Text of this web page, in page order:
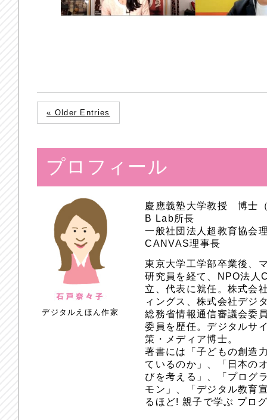
« Older Entries
プロフィール
デジタルえほん作家
慶應義塾大学教授 博士
B Lab所長
一般社団法人超教育協会
CANVAS理事長
東京大学工学部卒業後、
研究員を経て、NPO法人
立、代表に就任。株式会
ィングス、株式会社デジ
総務省情報通信審議会委
委員を歴任。デジタルサ
策・メディア博士。
著書には「子どもの創造
ているのか」、「日本の
びを考える」、「プログ
モン」、「デジタル教育
るほど! 親子で学ぶ プロ